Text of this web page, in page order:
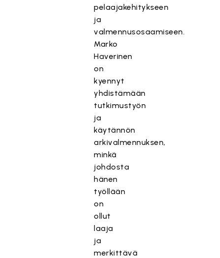
pelaajakehitykseen
ja
valmennusosaamiseen.
Marko
Haverinen
on
kyennyt
yhdistämään
tutkimustyön
ja
käytännön
arkivalmennuksen,
minkä
johdosta
hänen
työllään
on
ollut
laaja
ja
merkittävä